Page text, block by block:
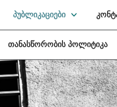
პუბლიკაციები
თანასწორობის პოლიტიკა